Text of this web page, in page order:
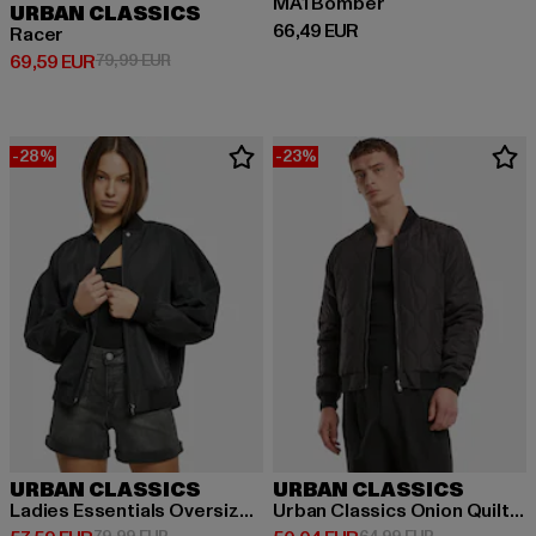
URBAN CLASSICS
Racer
69,59 EUR
Derzeitiger Preis: 69,59 EUR
79,99 EURAktionspreis: 79,99 EUR
66,49 EUR
Derzeitiger Preis: 66,49 EUR
-28%
URBAN CLASSICS
Ladies Essentials Oversized Light
-23%
URBAN CLASSICS
Urban Classics Onion Quilted Bomber